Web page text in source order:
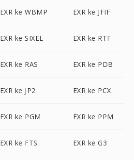
EXR ke WBMP EXR ke JFIF
EXR ke SIXEL EXR ke RTF
EXR ke RAS EXR ke PDB
EXR ke JP2 EXR ke PCX
EXR ke PGM EXR ke PPM
EXR ke FTS EXR ke G3